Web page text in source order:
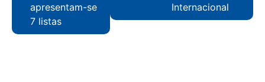
apresentam-se
7 listas
Internacional